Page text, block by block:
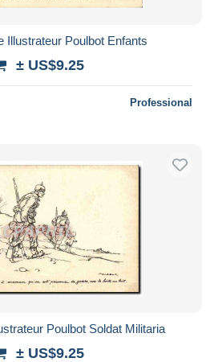
Illustrateur Poulbot Enfants
± US$9.25
Professional
Poulbot Soldat Militaria
± US$9.25